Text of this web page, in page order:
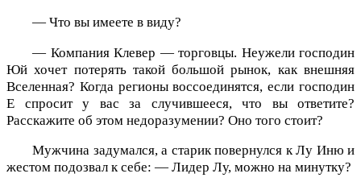
— Что вы имеете в виду?
— Компания Клевер — торговцы. Неужели господин
Юй хочет потерять такой большой рынок, как внешняя
Вселенная? Когда регионы воссоединятся, если господин
Е спросит у вас за случившееся, что вы ответите?
Расскажите об этом недоразумении? Оно того стоит?
Мужчина задумался, а старик повернулся к Лу Иню и
жестом подозвал к себе: — Лидер Лу, можно на минутку?